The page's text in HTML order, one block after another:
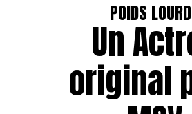
POIDS
Un
original